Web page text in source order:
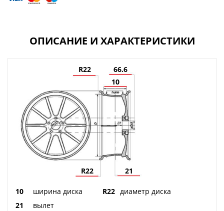
ОПИСАНИЕ И ХАРАКТЕРИСТИКИ
R22
66.6
10
R22 21
10 ширина диска R22 диаметр диска
21
вылет